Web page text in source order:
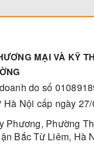
MẠI VÀ KỸ
do số
Nội cấp ngày
Phương, Phường
Bắc Từ Liêm, Hà